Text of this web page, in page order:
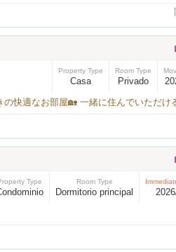
Property Type
Casa
Room Type
Privado
快適なお部屋🏡 一緒に住んでいただけ
Type Room Type
Dormitorio principal